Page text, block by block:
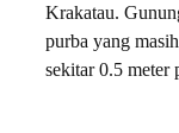
Krakatau.
purba yang
sekitar 0.5 meter